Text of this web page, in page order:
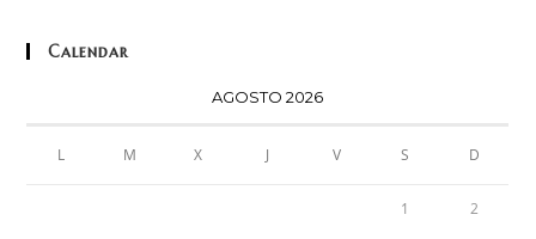
Calendar
AGOSTO 2026
L M X J V S D
1 2